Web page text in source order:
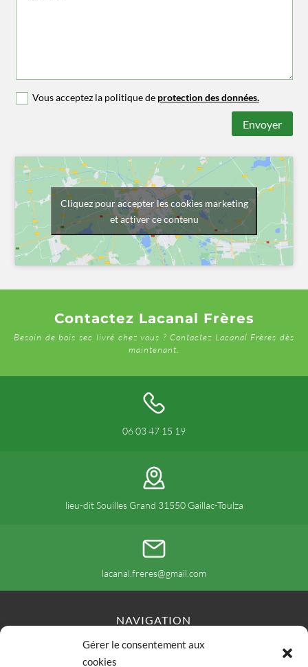
Gérer le consentement aux
cookies
Vous acceptez la politique de protection des données.
Envoyer
Cliquez pour accepter les cookies marketing
et activer ce contenu
Contactez Lacanal Frères
Besoin de bois sec livré chez vous ? Contactez Lacanal Frères dès
maintenant.
06 03 47 15 19
lieu-dit Souilles Grand 31550 Gaillac-Toulza
lacanal.freres@gmail.com
NAVIGATION
Accueil